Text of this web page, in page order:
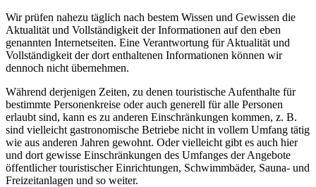
Wir prüfen nahezu täglich nach bestem Wissen und Gewissen die
Aktualität und Vollständigkeit der Informationen auf den eben
genannten Internetseiten. Eine Verantwortung für Aktualität und
Vollständigkeit der dort enthaltenen Informationen können wir
dennoch nicht übernehmen.
Während derjenigen Zeiten, zu denen touristische Aufenthalte für
bestimmte Personenkreise oder auch generell für alle Personen
erlaubt sind, kann es zu anderen Einschränkungen kommen, z. B.
sind vielleicht gastronomische Betriebe nicht in vollem Umfang tätig
wie aus anderen Jahren gewohnt. Oder vielleicht gibt es auch hier
und dort gewisse Einschränkungen des Umfanges der Angebote
öffentlicher touristischer Einrichtungen, Schwimmbäder, Sauna- und
Freizeitanlagen und so weiter.